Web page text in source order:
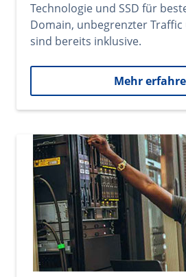
Technologie und SSD für
Domain, unbegrenzter Traffic
sind bereits inklusive.
Mehr